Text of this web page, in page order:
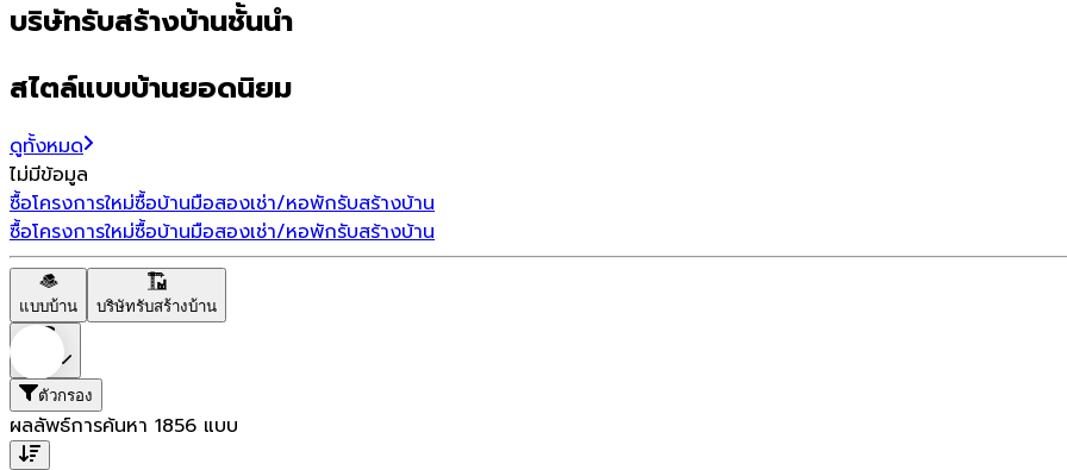
บริษัทรับสร้างบ้านชั้นนำ
สไตล์แบบบ้านยอดนิยม
ดูทั้งหมด
ไม่มีข้อมูล
ซื้อโครงการใหม่ซื้อบ้านมือสองเช่า/หอพักรับสร้างบ้าน
ซื้อโครงการใหม่ซื้อบ้านมือสองเช่า/หอพักรับสร้างบ้าน
แบบบ้าน บริษัทรับสร้างบ้าน
ตัวกรอง
ผลลัพธ์การค้นหา 1856 แบบ